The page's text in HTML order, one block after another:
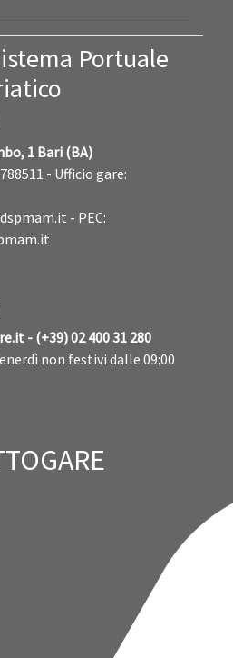
Portuale
1 Bari (BA)
- Ufficio gare:
- PEC:
- (+39) 02 400 31 280
non festivi dalle 09:00